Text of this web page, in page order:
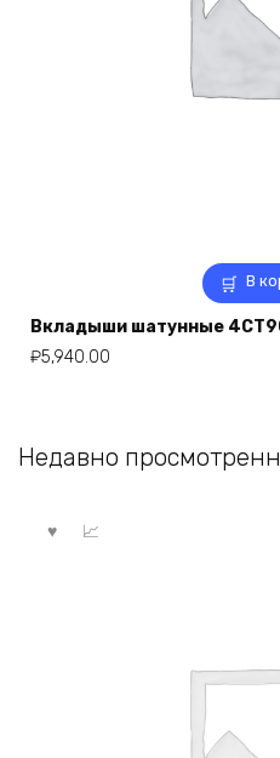
В
Вкладыши шатунные
₽5,940.00
Недавно